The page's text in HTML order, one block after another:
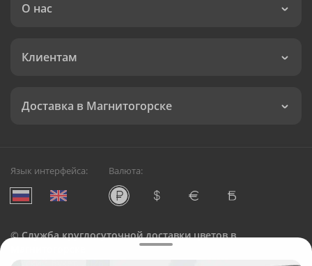
О нас
Клиентам
Доставка в Магнитогорске
Язык интерфейса: Валюта:
©Служба круглосуточной доставки цветов в
Русский Букет, 2026